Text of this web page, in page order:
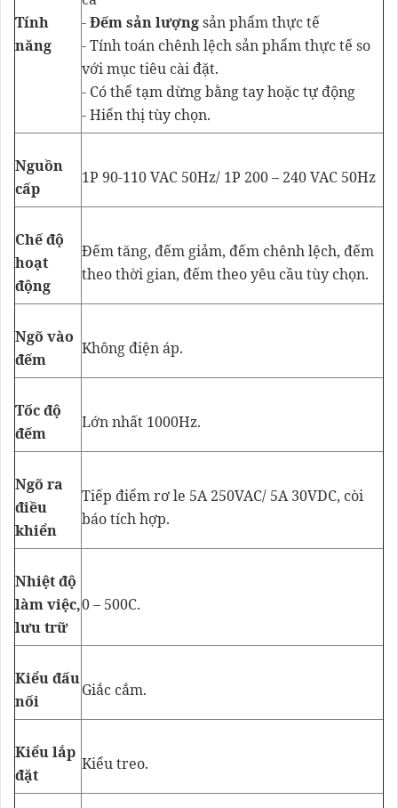
Tính
năng
-Đếm sản lượngsản phẩm thực tế
- Tính toán chênh lệch sản phẩm thực tế so
với mục tiêu cài đặt.
- Có thể tạm dừng bằng tay hoặc tự động
- Hiển thị tùy chọn.
Nguồn
cấp
1P 90-110 VAC 50Hz/ 1P 200 – 240 VAC 50Hz
Chế độ
hoạt
động
Đếm tăng, đếm giảm, đếm chênh lệch, đếm
theo thời gian, đếm theo yêu cầu tùy chọn.
Ngõ vào
đếm
Không điện áp.
Tốc độ
đếm
Lớn nhất 1000Hz.
Ngõ ra
điều
khiển
Tiếp điểm rơ le 5A 250VAC/ 5A 30VDC, còi
báo tích hợp.
Nhiệt độ
làm việc,
lưu trữ
0 – 500C.
Kiểu đấu
nối
Giắc cắm.
Kiểu lắp
đặt
Kiểu treo.